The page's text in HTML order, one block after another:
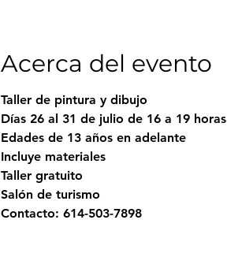
Acerca del evento
Taller de pintura y dibujo
Días 26 al 31 de julio de 16 a 19 horas
Edades de 13 años en adelante
Incluye materiales
Taller gratuito
Salón de turismo
Contacto: 614-503-7898